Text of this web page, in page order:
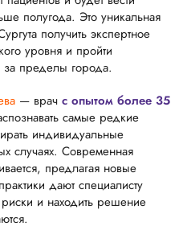
полугода. Это уникальная
получить экспертное
уровня и пройти
пределы города.
— врач с опытом более 35
самые редкие
индивидуальные
случаях. Современная
предлагая новые
дают специалисту
и находить решение